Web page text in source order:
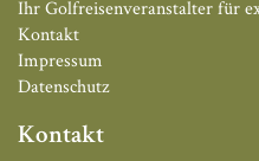
Ihr Golfreisenveranstalter für
Kontakt
Impressum
Datenschutz
Kontakt